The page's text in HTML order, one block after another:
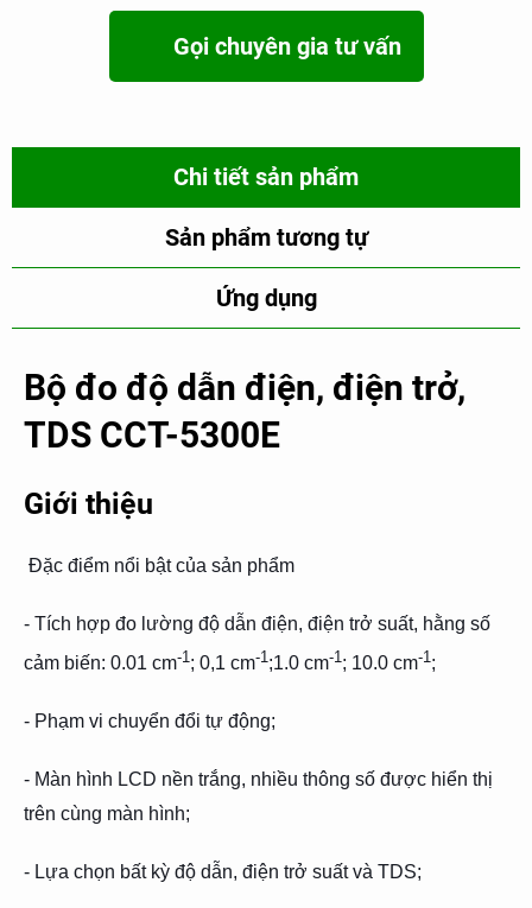
Gọi chuyên gia tư vấn
Chi tiết sản phẩm
Sản phẩm tương tự
Ứng dụng
Bộ đo độ dẫn điện, điện trở,
TDS CCT-5300E
Giới thiệu
Đặc điểm nổi bật của sản phẩm
- Tích hợp đo lường độ dẫn điện, điện trở suất, hằng số
cảm biến: 0.01 cm-1 ; 0,1 cm-1 ;1.0 cm-1 ; 10.0 cm-1 ;
- Phạm vi chuyển đổi tự động;
- Màn hình LCD nền trắng, nhiều thông số được hiển thị
trên cùng màn hình;
- Lựa chọn bất kỳ độ dẫn, điện trở suất và TDS;